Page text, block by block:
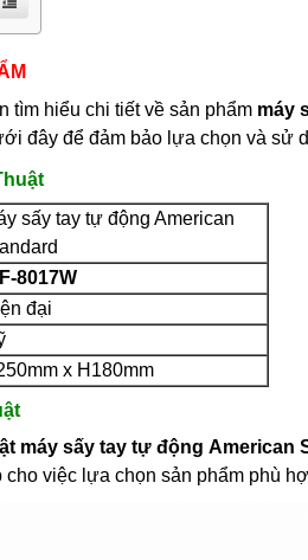
tìm hiểu chi tiết về sản phẩm máy
đây để đảm bảo lựa chọn và sử
sấy tay tự động American
8017W
đại
x H180mm
máy sấy tay tự động American
cho việc lựa chọn sản phẩm phù